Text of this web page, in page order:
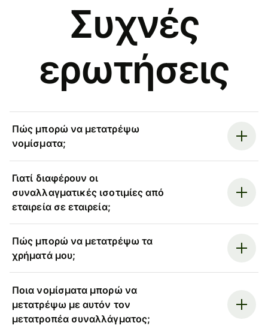
Συχνές
ερωτήσεις
Πώς μπορώ να μετατρέψω
νομίσματα;
Γιατί διαφέρουν οι
συναλλαγματικές ισοτιμίες από
εταιρεία σε εταιρεία;
Πώς μπορώ να μετατρέψω τα
χρήματά μου;
Ποια νομίσματα μπορώ να
μετατρέψω με αυτόν τον
μετατροπέα συναλλάγματος;